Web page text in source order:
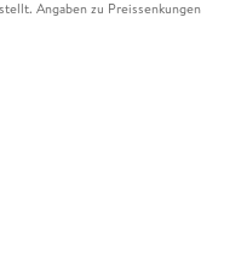
Angaben zu Preissenkungen